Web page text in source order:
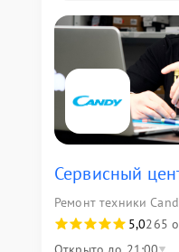
Сервисный
Ремонт техники
5,0265